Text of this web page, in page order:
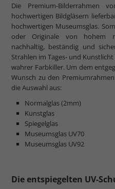
Die Premium-Bilderrahmen
hochwertigen Bildgläsern
hochwertigen Museumsglas.
oder Originale von hohem
nachhaltig, beständig und
Strahlen im Tages- und
wahrer Farbkiller. Um dem
Wunsch zu den
die Auswahl aus:
Normalglas (2mm)
Kunstglas
Spiegelglas
Museumsglas UV70
Museumsglas UV92
Die entspiegelten UV-